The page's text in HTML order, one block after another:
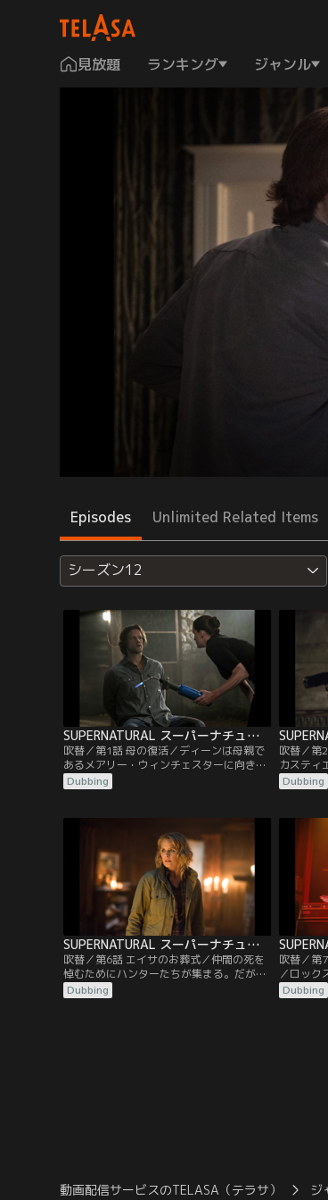
見放題 ランキング ジャンル
Episodes Unlimited Related Items
シーズン12
SUPERNATURAL スーパーナチュラル シーズン12 第01話／吹替
吹替／第1話 母の復活／ディーンは母親で
あるメアリー・ウィンチェスターに向き合
うことになり、大きく心を揺さぶられる。
一方、サムは賢人のトニに撃たれて以来、
Dubbing
吹替／第
カスティ
めの手掛
ディーン
に行くと
シファ
ック・
知る。
Dubbing
SUPERNATURAL スーパーナチュラル シーズン12 第06話／吹替
吹替／第6話 エイサのお葬式／仲間の死を
悼むためにハンターたちが集まる。だがそ
こで、一人ずつ悪魔に倒され始め、サムと
ディーンとメアリーは…。
Dubbing
吹替／第
／ロック
ったルシ
何でもし
Dubbing
動画配信サービスのTELASA（テラサ） ジ